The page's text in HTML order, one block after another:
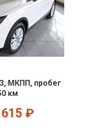
МКПП, пробег
км
₽